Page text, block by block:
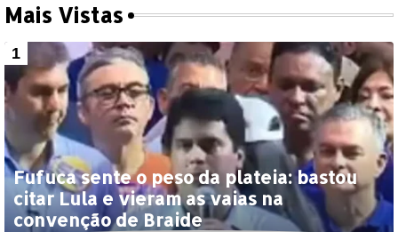
Mais Vistas
Fufuca sente o peso da plateia: bastou
citar Lula e vieram as vaias na
convenção de Braide